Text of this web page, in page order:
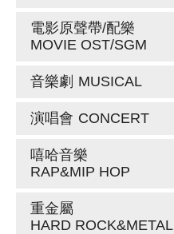
電影原聲帶/配樂
MOVIE OST/SGM
音樂劇 MUSICAL
演唱會 CONCERT
嘻哈音樂
RAP&MIP HOP
重金屬
HARD ROCK&METAL